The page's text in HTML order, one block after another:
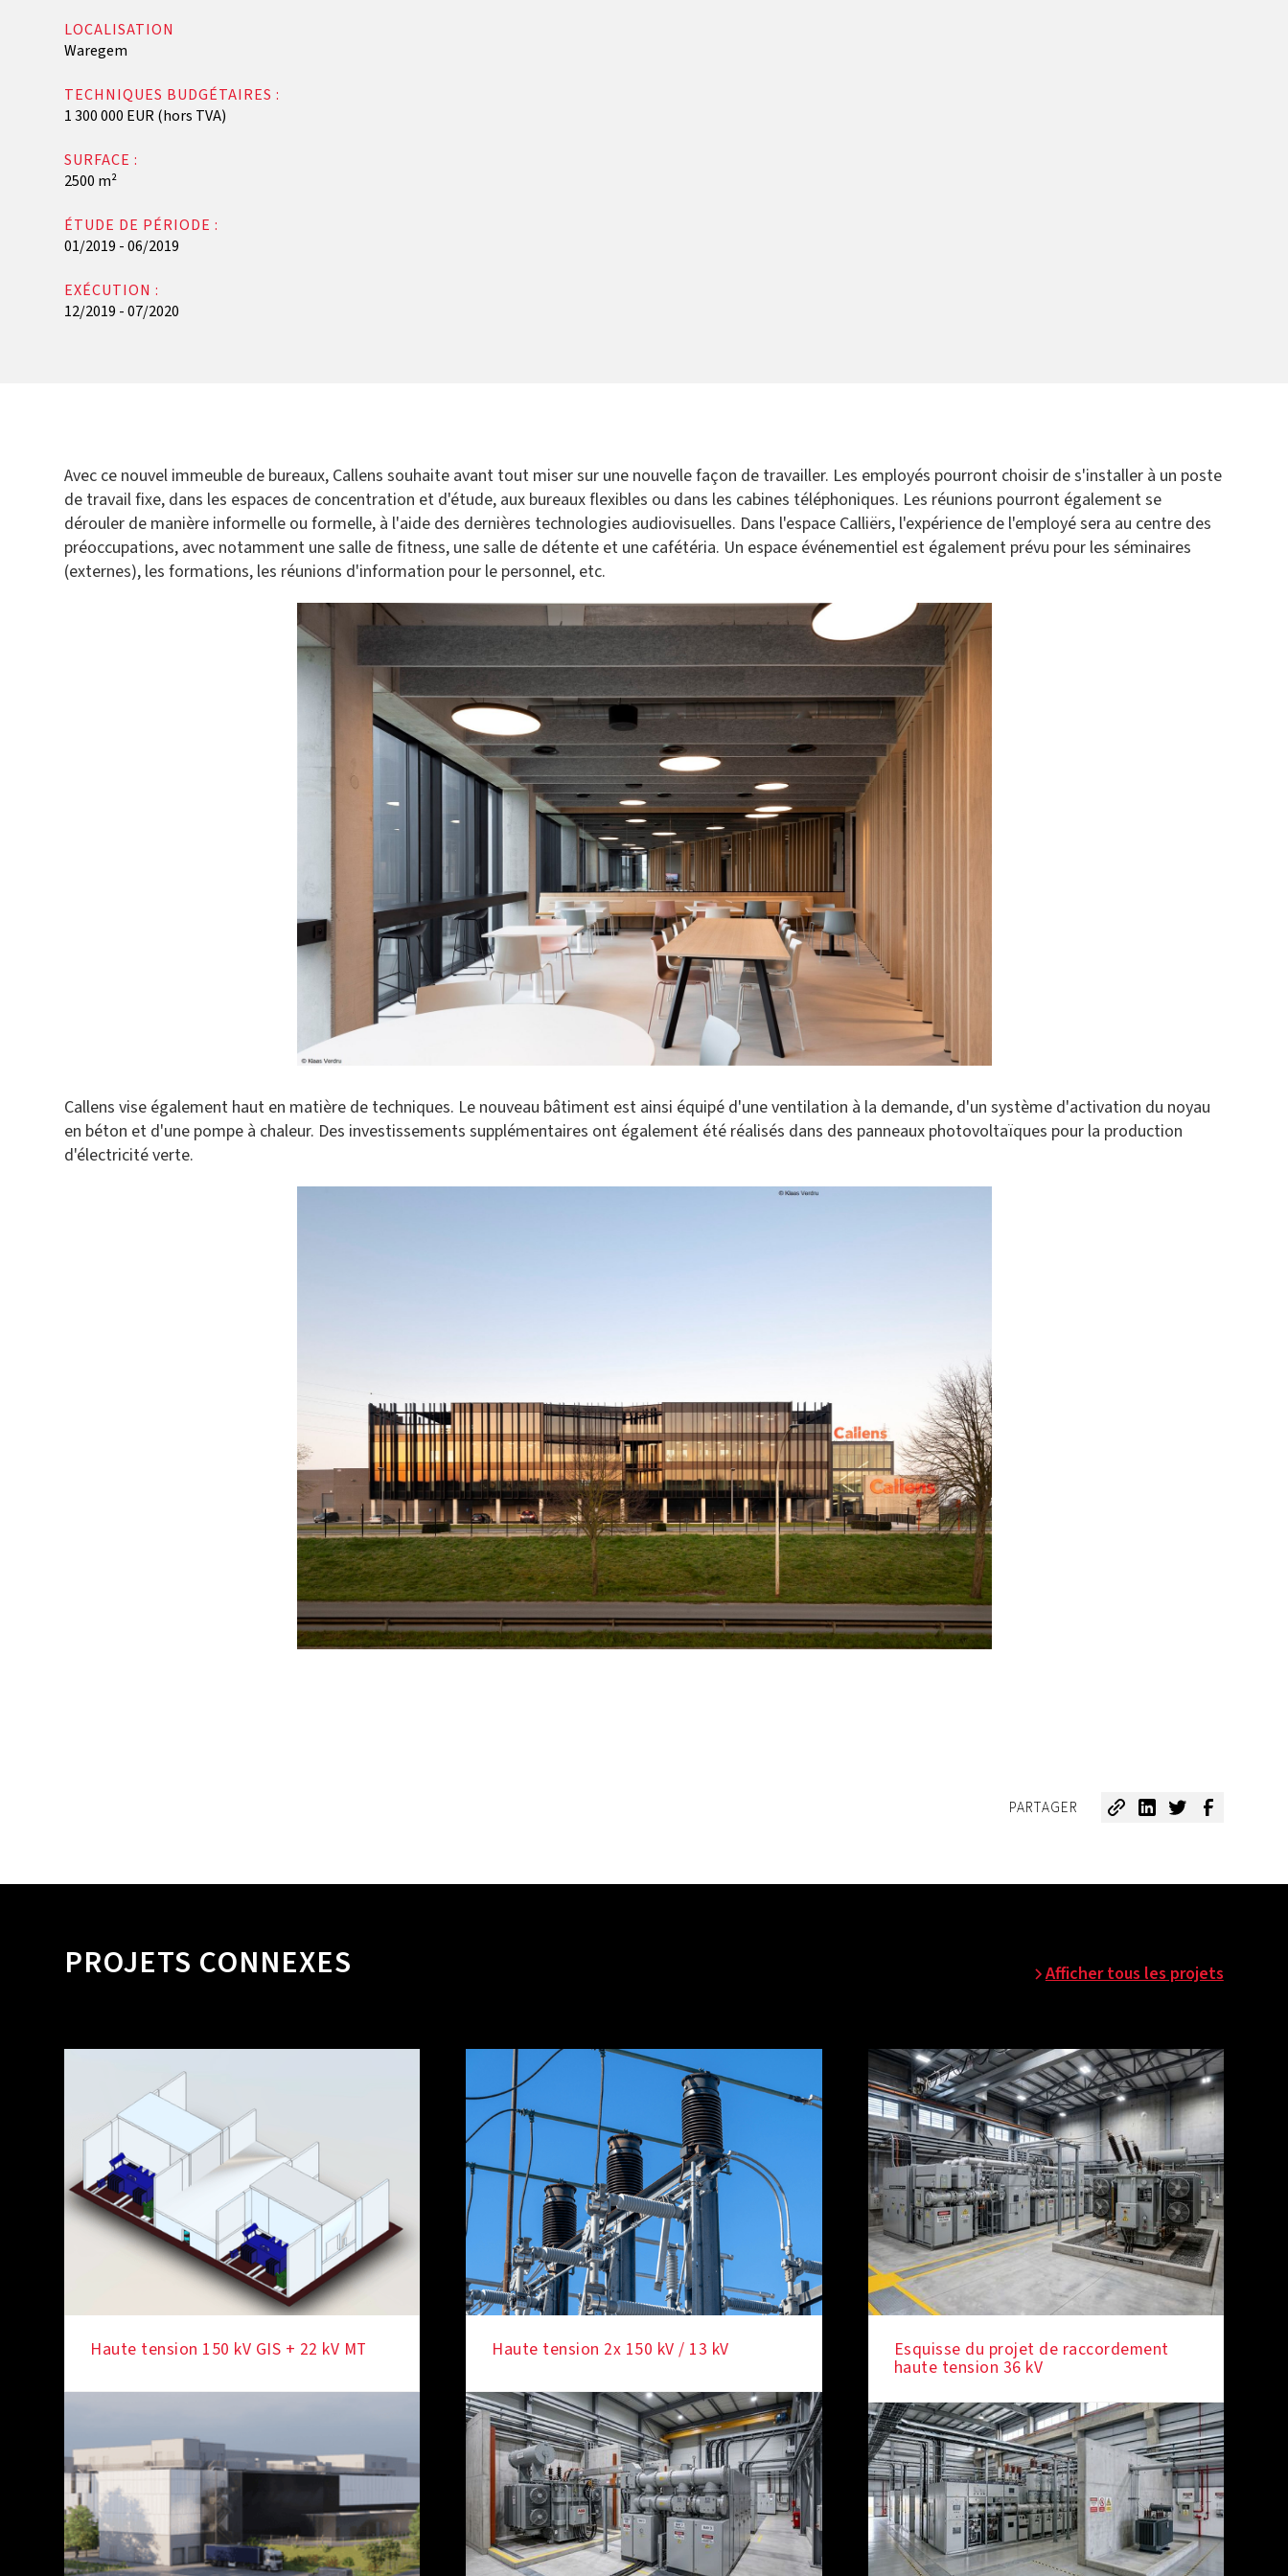
LOCALISATION
Waregem
TECHNIQUES BUDGÉTAIRES :
1 300 000 EUR (hors TVA)
SURFACE :
2500 m²
ÉTUDE DE PÉRIODE :
01/2019 - 06/2019
EXÉCUTION :
12/2019 - 07/2020
Avec ce nouvel immeuble de bureaux, Callens souhaite avant tout miser sur une nouvelle façon de travailler. Les employés pourront choisir de s'installer à un poste
de travail fixe, dans les espaces de concentration et d'étude, aux bureaux flexibles ou dans les cabines téléphoniques. Les réunions pourront également se
dérouler de manière informelle ou formelle, à l'aide des dernières technologies audiovisuelles. Dans l'espace Calliërs, l'expérience de l'employé sera au centre des
préoccupations, avec notamment une salle de fitness, une salle de détente et une cafétéria. Un espace événementiel est également prévu pour les séminaires
(externes), les formations, les réunions d'information pour le personnel, etc.
Callens vise également haut en matière de techniques. Le nouveau bâtiment est ainsi équipé d'une ventilation à la demande, d'un système d'activation du noyau
en béton et d'une pompe à chaleur. Des investissements supplémentaires ont également été réalisés dans des panneaux photovoltaïques pour la production
d'électricité verte.
PARTAGER
PROJETS CONNEXES Afficher tous les projets
Haute tension 150 kV GIS + 22 kV MT Haute tension 2x 150 kV / 13 kV Esquisse du projet de raccordement
haute tension 36 kV